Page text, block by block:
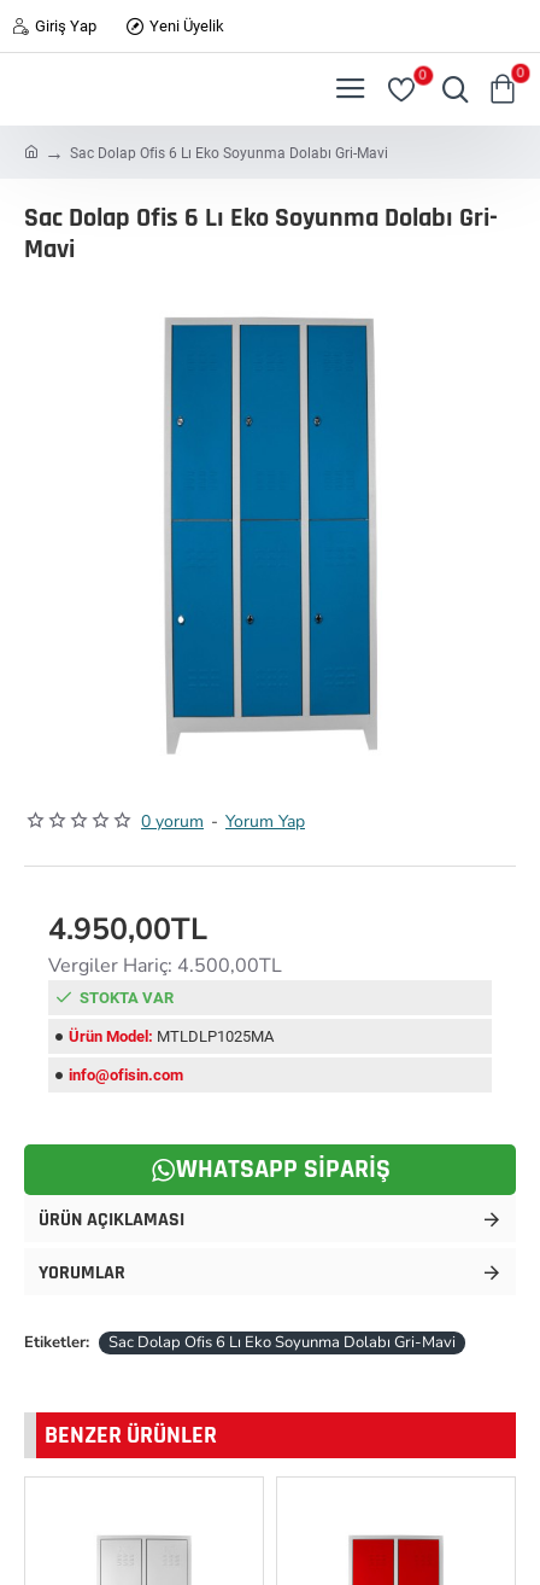
Giriş Yap Yeni Üyelik
0 0
e
Sac Dolap Ofis 6 Lı Eko Soyunma Dolabı Gri-Mavi
Sac Dolap Ofis 6 Lı Eko Soyunma Dolabı Gri-
Mavi
0 yorum - Yorum Yap
4.950,00TL
Vergiler Hariç: 4.500,00TL
STOKTA VAR
Ürün Model: MTLDLP1025MA
info@ofisin.com
WHATSAPP SIPARIŞ
ÜRÜN AÇIKLAMASI
YORUMLAR
Etiketler: Sac Dolap Ofis 6 Lı Eko Soyunma Dolabı Gri-Mavi
BENZER ÜRÜNLER